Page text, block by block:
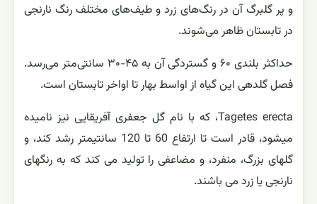
و پر گلبرگ آن در رنگ‌های زرد و طیف‌های مختلف رنگ نارنجی
در تابستان ظاهر می‌شوند.
حداکثر بلندی ۶۰ و گستردگی آن به ۴۵-۳۰ سانتی‌متر می‌رسد.
فصل گلدهی این گیاه از اواسط بهار تا اواخر تابستان است.
Tagetes erecta، که با نام گل جعفری آفریقایی نیز نامیده
میشود، قادر است تا ارتفاع 60 تا 120 سانتیمتر رشد کند، و
گلهای بزرگ، منفرد، و مضاعفی را تولید می کند که به رنگهای
نارنجی یا زرد می باشند.